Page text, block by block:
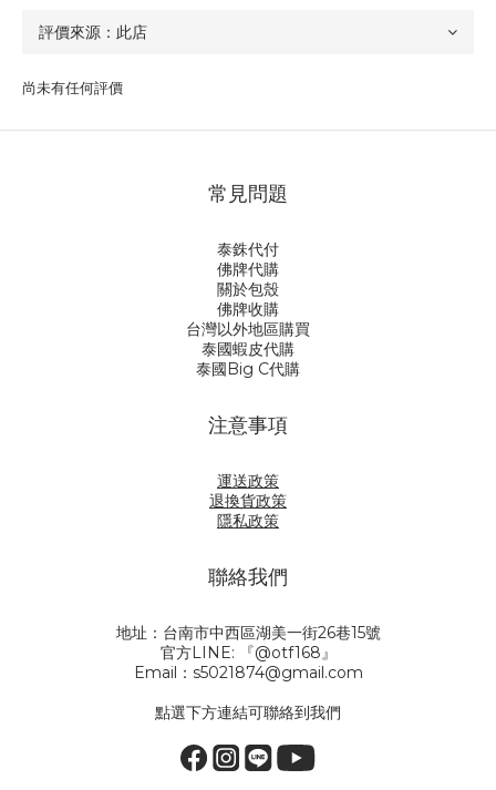
尚未有任何評價
常見問題
泰銖代付
佛牌代購
關於包殼
佛牌收購
台灣以外地區購買
泰國蝦皮代購
泰國Big C代購
注意事項
運送政策
退換貨政策
隱私政策
聯絡我們
地址：台南市中西區湖美一街26巷15號
官方LINE: 『@otf168』
Email：s5021874@gmail.com
點選下方連結可聯絡到我們